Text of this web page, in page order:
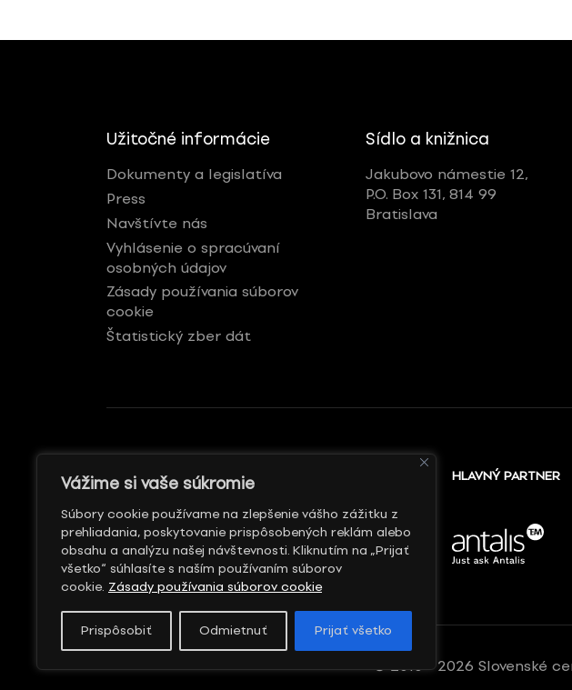
Vážime si vaše súkromie
Súbory cookie používame na zlepšenie vášho zážitku z
prehliadania, poskytovanie prispôsobených reklám alebo
obsahu a analýzu našej návštevnosti. Kliknutím na „Prijať
všetko“ súhlasíte s naším používaním súborov
cookie. Zásady používania súborov cookie
Prispôsobiť Odmietnuť Prijať všetko
Užitočné informácie
Dokumenty a legislatíva
Press
Navštívte nás
Vyhlásenie o spracúvaní
osobných údajov
Zásady používania súborov
cookie
Štatistický zber dát
Sídlo a knižnica
Jakubovo námestie 12,
P.O. Box 131, 814 99
Bratislava
GENERÁLNY REKLAMNÝ
HLAVNÝ PARTNER
© 2010 - 2026 Slovenské